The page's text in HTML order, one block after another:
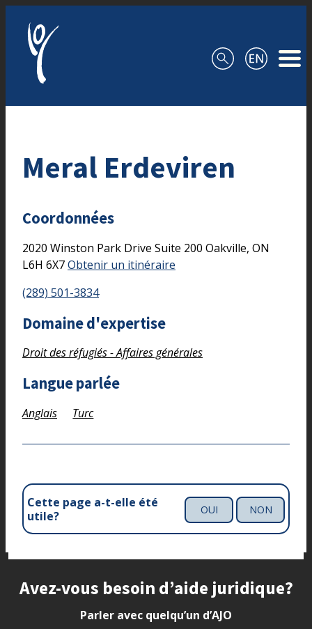
Meral Erdeviren
Coordonnées
2020 Winston Park Drive Suite 200 Oakville, ON
L6H 6X7Obtenir un itinéraire
(289) 501-3834
Domaine d'expertise
Droit des réfugiés - Affaires générales
Langue parlée
Anglais Turc
Cette page a-t-elle été
utile?
OUI NON
Site footer
Avez-vous besoin d’aide juridique?
Parler avec quelqu’un d’AJO